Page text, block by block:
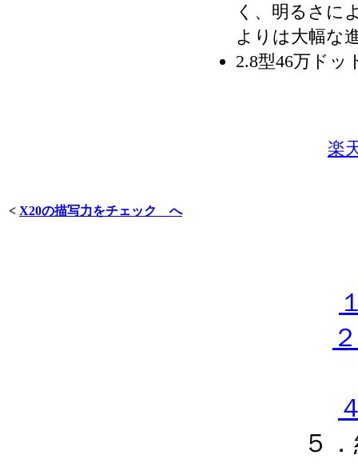
く、明るさに
よりは大幅な
2.8型46万ド
楽
< X20の描写力をチェック へ
５